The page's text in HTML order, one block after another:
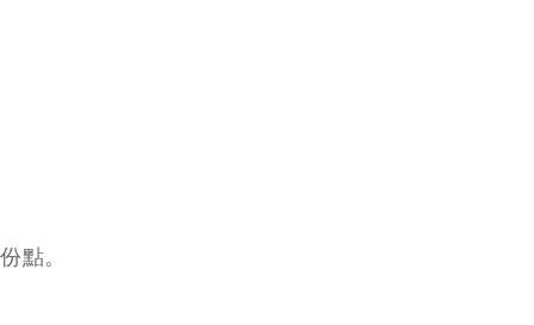
點。